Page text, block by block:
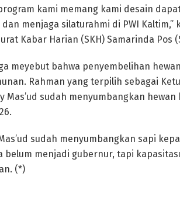
kami memang kami desain
menjaga silaturahmi di PWI
Kabar Harian (SKH) Samarinda Pos
meyebut bahwa penyembelihan
Rahman yang terpilih sebagai
Mas’ud sudah menyumbangkan
sudah menyumbangkan sapi
belum menjadi gubernur, tapi
(*)